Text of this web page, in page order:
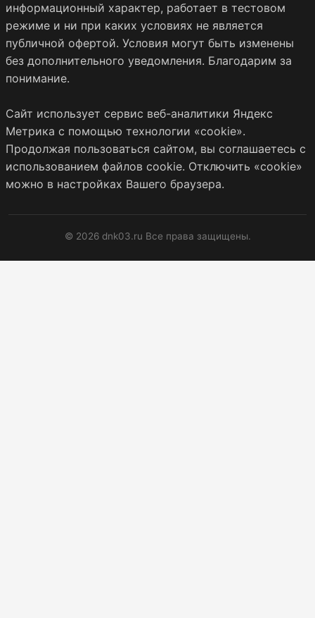
информационный характер, работает в тестовом
режиме и ни при каких условиях не является
публичной офертой. Условия могут быть изменены
без дополнительного уведомления. Благодарим за
понимание.
Сайт использует сервис веб-аналитики Яндекс
Метрика с помощью технологии «cookie».
Продолжая пользоваться сайтом, вы соглашаетесь с
использованием файлов cookie. Отключить «cookie»
можно в настройках Вашего браузера.
© 2026 dnk03.ru Все права защищены.